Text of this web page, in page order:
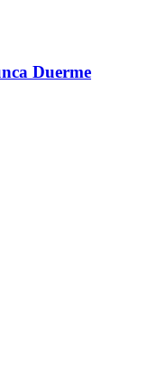
Duerme